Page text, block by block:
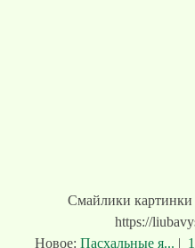
Смайлики картинки
https://
Новое: Пасхальные я... |